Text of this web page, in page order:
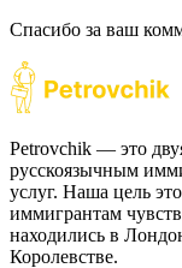
Спасибо за ваш
Petrovchik — это
русскоязычным
услуг. Наша цель
иммигрантам
находились в
Королевстве.